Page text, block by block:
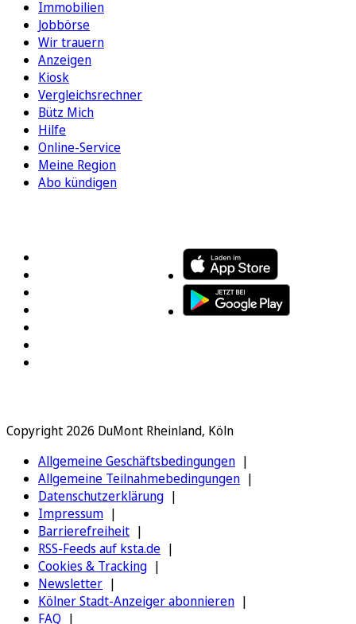
Immobilien
Jobbörse
Wir trauern
Anzeigen
Kiosk
Vergleichsrechner
Bütz Mich
Hilfe
Online-Service
Meine Region
Abo kündigen
Copyright 2026 DuMont Rheinland, Köln
Allgemeine Geschäftsbedingungen
Allgemeine Teilnahmebedingungen
Datenschutzerklärung
Impressum
Barrierefreiheit
RSS-Feeds auf ksta.de
Cookies & Tracking
Newsletter
Kölner Stadt-Anzeiger abonnieren
FAQ